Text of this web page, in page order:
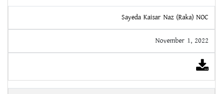
Sayeda Kaisar Naz (Raka) NOC
November 1, 2022